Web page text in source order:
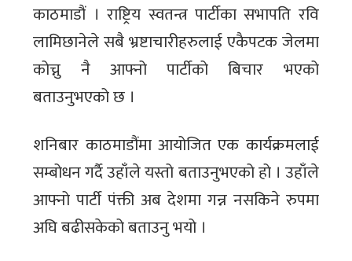
काठमाडौं । राष्ट्रिय स्वतन्त्र पार्टीका सभापति रवि
लामिछानेले सबै भ्रष्टाचारीहरुलाई एकैपटक जेलमा
कोच्नु नै आफ्नो पार्टीको बिचार भएको
बताउनुभएको छ ।
शनिबार काठमाडौंमा आयोजित एक कार्यक्रमलाई
सम्बोधन गर्दै उहाँले यस्तो बताउनुभएको हो । उहाँले
आफ्नो पार्टी पंक्ती अब देशमा गन्न नसकिने रुपमा
अघि बढीसकेको बताउनु भयो ।